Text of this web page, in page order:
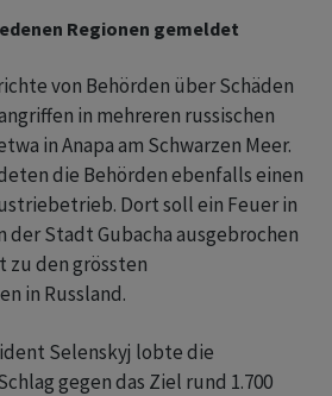
Regionen gemeldet
von Behörden über Schäden
in mehreren russischen
in Anapa am Schwarzen Meer.
die Behörden ebenfalls einen
Dort soll ein Feuer in
der Stadt Gubacha ausgebrochen
zu den grössten
in Russland.
Selenskyj lobte die
gegen das Ziel rund 1.700